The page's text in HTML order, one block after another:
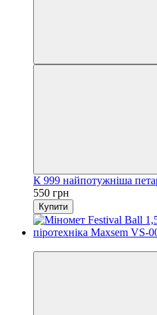
К 999 найпотужніша
550 грн
Купити